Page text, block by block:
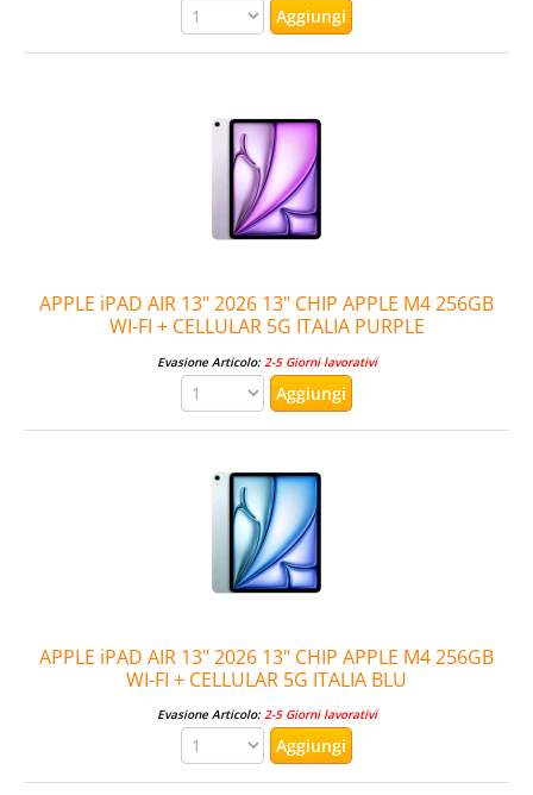
APPLE iPAD AIR 13" 2026 13" CHIP APPLE M4 256GB
WI-FI + CELLULAR 5G ITALIA PURPLE
Evasione Articolo:2-5 Giorni lavorativi
APPLE iPAD AIR 13" 2026 13" CHIP APPLE M4 256GB
WI-FI + CELLULAR 5G ITALIA BLU
Evasione Articolo:2-5 Giorni lavorativi